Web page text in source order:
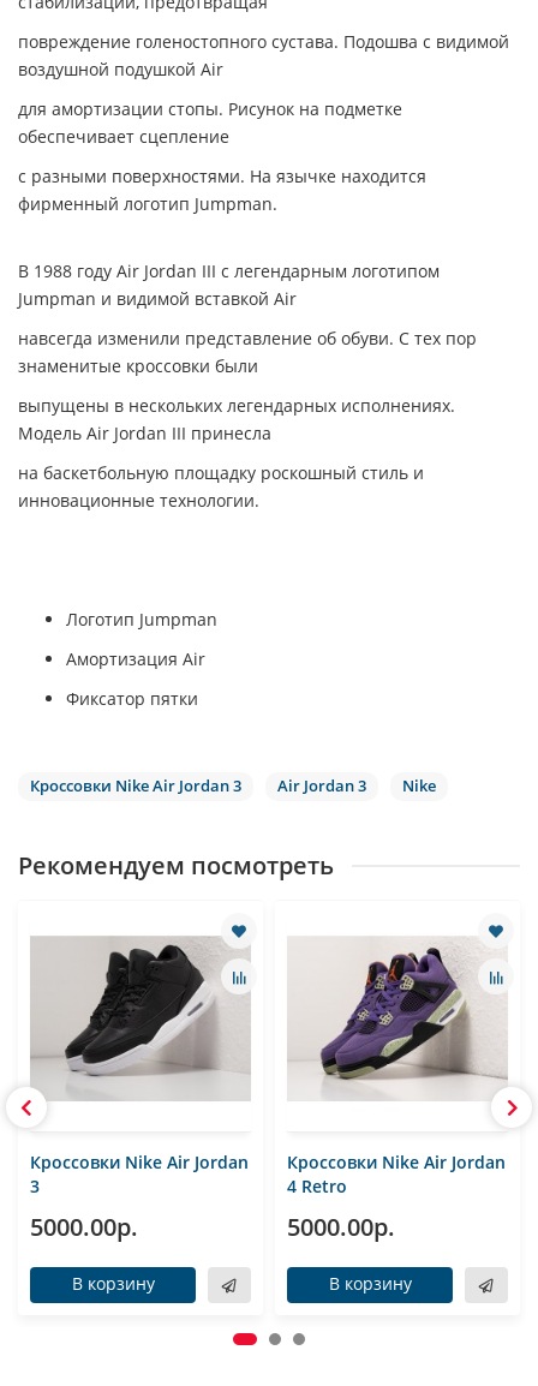
повреждение голеностопного сустава. Подошва с видимой
воздушной подушкой Air
для амортизации стопы. Рисунок на подметке
обеспечивает сцепление
с разными поверхностями. На язычке находится
фирменный логотип Jumpman.
В 1988 году Air Jordan III с легендарным логотипом
Jumpman и видимой вставкой Air
навсегда изменили представление об обуви. С тех пор
знаменитые кроссовки были
выпущены в нескольких легендарных исполнениях.
Модель Air Jordan III принесла
на баскетбольную площадку роскошный стиль и
инновационные технологии.
Логотип Jumpman
Амортизация Air
Фиксатор пятки
Кроссовки Nike Air Jordan 3 Air Jordan 3 Nike
Рекомендуем посмотреть
Кроссовки Nike Air Jordan
3
5000.00р.
В корзину
Кроссовки Nike Air Jordan
4 Retro
5000.00р.
В корзину